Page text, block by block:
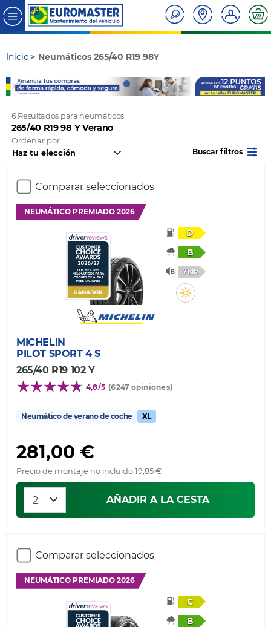
Inicio Neumáticos 265/40 R19 98Y
6 Resultados para neumáticos
265/40 R19 98 Y Verano
Ordenar por
Buscar filtros
Comparar seleccionados
NEUMÁTICO PREMIADO 2026
D
B
71db
MICHELIN
PILOT SPORT 4 S
265/40 R19 102 Y
4,8/5 (6247 opiniones)
Neumático de verano de coche XL
281,00 €
Precio de montaje no incluido 19,85 €
AÑADIR A LA CESTA
Comparar seleccionados
NEUMÁTICO PREMIADO 2026
C
B